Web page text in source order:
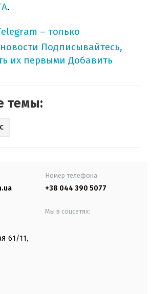
.
– только
Подписывайтесь,
их первыми Добавить
темы:
Номер телефона:
+38 044 390 5077
61/11,
Мы в соцсетях: